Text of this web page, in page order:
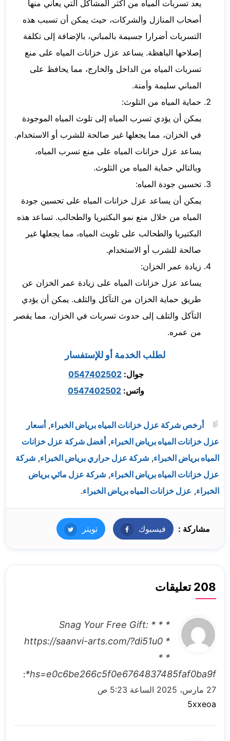
يعد تسربات المياه من أكثر المشاكل التي يعاني منها
أصحاب المنازل والشركات، حيث يمكن أن تسبب هذه
التسربات أضرارا جسيمة بالمباني، بالإضافة إلى تكلفة
إصلاحها الباهظة. يساعد عزل خزانات المياه على منع
تسربات المياه من الداخل والخارج، مما يحافظ على
المباني سليمة وأمنة.
حماية المياه من التلوث:
يمكن أن يؤدي تسرب المياه إلى تلوث المياه الموجودة
في الخزان، مما يجعلها غير صالحة للشرب أو الاستخدام.
يساعد عزل خزانات المياه على منع تسرب المياه،
وبالتالي حماية المياه من التلوث.
تحسين جودة المياه:
يمكن أن يساعد عزل خزانات المياه على تحسين جودة
المياه من خلال منع نمو البكتيريا والطحالب. تساعد هذه
البكتيريا والطحالب على تلويث المياه، مما يجعلها غير
صالحة للشرب أو الاستخدام.
زيادة عمر الخزان:
يساعد عزل خزانات المياه على زيادة عمر الخزان عن
طريق حماية الخزان من التآكل والتلف. يمكن أن يؤدي
التآكل والتلف إلى حدوث تسربات في الخزان، مما يقصر
من عمره.
لطلب الخدمة أو للإستفسار
جوال: 0547402502
واتس: 0547402502
أرخص شركة عزل خزانات المياه برياض الخبراء, أسعار
عزل خزانات المياه برياض الخبراء, أفضل شركة عزل خزانات
المياه برياض الخبراء, شركة عزل حراري برياض الخبراء, شركة
عزل خزانات المياه برياض الخبراء, شركة عزل مائي برياض
الخبراء, عزل خزانات المياه برياض الخبراء.
مشاركة : فيسبوك فيسبوكتويتر تويتر
208 تعليقات
ي
ق
و
* * * Snag Your Free Gift:
https://saanvi-arts.com/?di51u0 *
* *
hs=e0c6be266c5f0e6764837485faf0ba9f*
:
27 مارس، 2025 الساعة 5:23 ص
5xxeoa